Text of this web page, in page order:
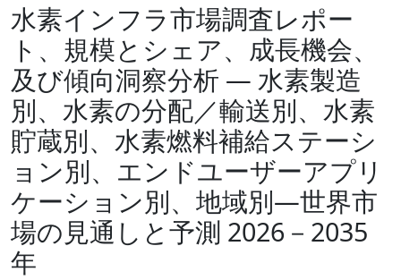
水素インフラ市場調査レポー
ト、規模とシェア、成長機会、
及び傾向洞察分析 ― 水素製造
別、水素の分配／輸送別、水素
貯蔵別、水素燃料補給ステーシ
ョン別、エンドユーザーアプリ
ケーション別、地域別―世界市
場の見通しと予測 2026－2035
年